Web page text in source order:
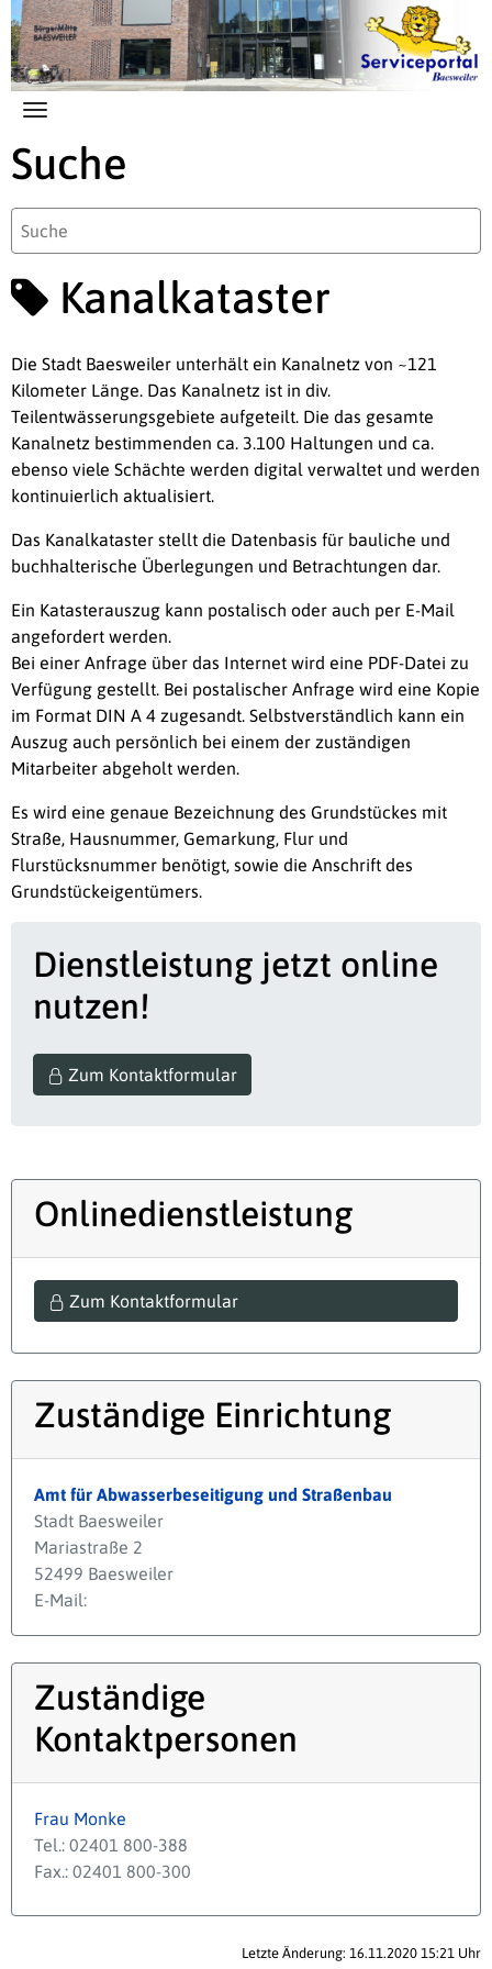
Zum Hauptinhalt springen
Suche
Kanalkataster
Die Stadt Baesweiler unterhält ein Kanalnetz von ~121
Kilometer Länge. Das Kanalnetz ist in div.
Teilentwässerungsgebiete aufgeteilt. Die das gesamte
Kanalnetz bestimmenden ca. 3.100 Haltungen und ca.
ebenso viele Schächte werden digital verwaltet und werden
kontinuierlich aktualisiert.
Das Kanalkataster stellt die Datenbasis für bauliche und
buchhalterische Überlegungen und Betrachtungen dar.
Ein Katasterauszug kann postalisch oder auch per E-Mail
angefordert werden.
Bei einer Anfrage über das Internet wird eine PDF-Datei zu
Verfügung gestellt. Bei postalischer Anfrage wird eine Kopie
im Format DIN A 4 zugesandt. Selbstverständlich kann ein
Auszug auch persönlich bei einem der zuständigen
Mitarbeiter abgeholt werden.
Es wird eine genaue Bezeichnung des Grundstückes mit
Straße, Hausnummer, Gemarkung, Flur und
Flurstücksnummer benötigt, sowie die Anschrift des
Grundstückeigentümers.
Dienstleistung jetzt online
nutzen!
Zum Kontaktformular
Onlinedienstleistung
Zum Kontaktformular
Zuständige Einrichtung
Amt für Abwasserbeseitigung und Straßenbau
Stadt Baesweiler
Mariastraße 2
52499 Baesweiler
E-Mail:
Zuständige
Kontaktpersonen
Frau Monke
Tel.: 02401 800-388
Fax.: 02401 800-300
Letzte Änderung: 16.11.2020 15:21 Uhr